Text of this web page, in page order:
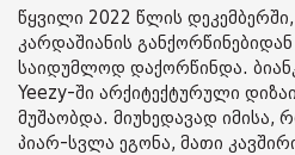
წყვილი 2022 წლის დეკემბერში,
კარდაშიანის
საიდუმლოდ დაქორწინდა.
Yeezy-ში არქიტექტურული
მუშაობდა. მიუხედავად იმისა,
პიარ-სვლა ეგონა, მათი